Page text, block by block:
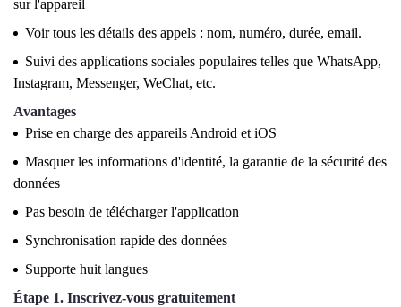
sur l'appareil
Voir tous les détails des appels : nom, numéro, durée, email.
Suivi des applications sociales populaires telles que WhatsApp,
Instagram, Messenger, WeChat, etc.
Avantages
Prise en charge des appareils Android et iOS
Masquer les informations d'identité, la garantie de la sécurité des
données
Pas besoin de télécharger l'application
Synchronisation rapide des données
Supporte huit langues
Étape 1. Inscrivez-vous gratuitement